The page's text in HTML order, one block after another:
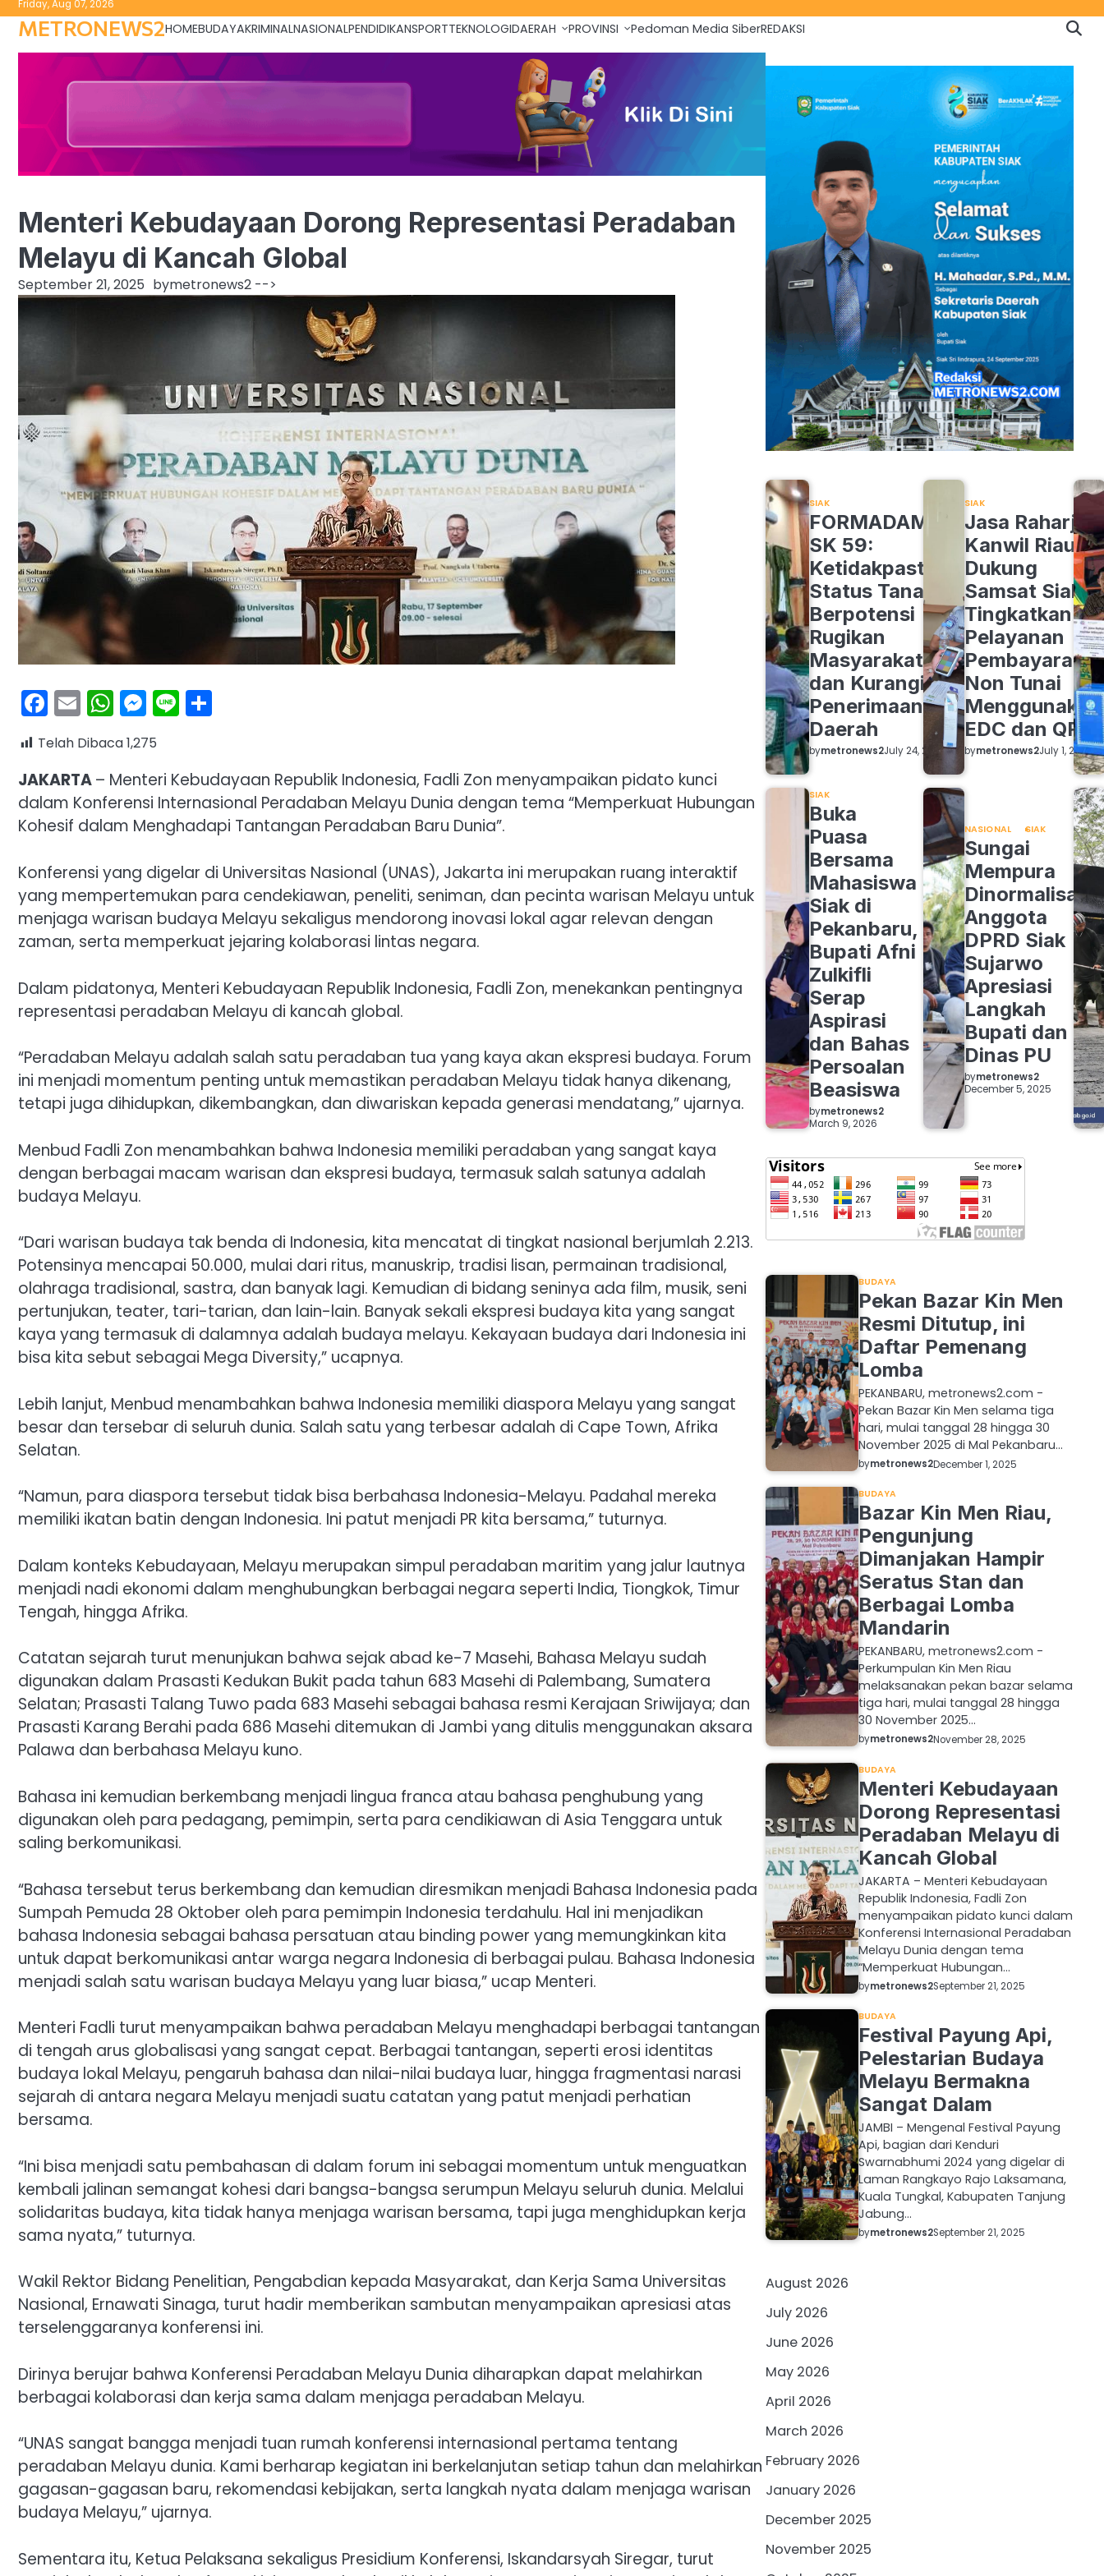
to
content
Friday, Aug 07, 2026
METRONEWS2HOMEBUDAYAKRIMINALNASIONALPENDIDIKANSPORTTEKNOLOGIDAERAH PROVINSI Pedoman Media SiberREDAKSI
Menteri Kebudayaan Dorong Representasi Peradaban
Melayu di Kancah Global
September 21, 2025 bymetronews2 -->
Facebook
EmailWhatsApp
Messenger
Line
Telah Dibaca1,275
JAKARTA– Menteri Kebudayaan Republik Indonesia, Fadli Zon menyampaikan pidato kunci
dalam Konferensi Internasional Peradaban Melayu Dunia dengan tema “Memperkuat Hubungan
Kohesif dalam Menghadapi Tantangan Peradaban Baru Dunia”.
Konferensi yang digelar di Universitas Nasional (UNAS), Jakarta ini merupakan ruang interaktif
yang mempertemukan para cendekiawan, peneliti, seniman, dan pecinta warisan Melayu untuk
menjaga warisan budaya Melayu sekaligus mendorong inovasi lokal agar relevan dengan
zaman, serta memperkuat jejaring kolaborasi lintas negara.
Dalam pidatonya, Menteri Kebudayaan Republik Indonesia, Fadli Zon, menekankan pentingnya
representasi peradaban Melayu di kancah global.
“Peradaban Melayu adalah salah satu peradaban tua yang kaya akan ekspresi budaya. Forum
ini menjadi momentum penting untuk memastikan peradaban Melayu tidak hanya dikenang,
tetapi juga dihidupkan, dikembangkan, dan diwariskan kepada generasi mendatang,” ujarnya.
Menbud Fadli Zon menambahkan bahwa Indonesia memiliki peradaban yang sangat kaya
dengan berbagai macam warisan dan ekspresi budaya, termasuk salah satunya adalah
budaya Melayu.
“Dari warisan budaya tak benda di Indonesia, kita mencatat di tingkat nasional berjumlah 2.213.
Potensinya mencapai 50.000, mulai dari ritus, manuskrip, tradisi lisan, permainan tradisional,
olahraga tradisional, sastra, dan banyak lagi. Kemudian di bidang seninya ada film, musik, seni
pertunjukan, teater, tari-tarian, dan lain-lain. Banyak sekali ekspresi budaya kita yang sangat
kaya yang termasuk di dalamnya adalah budaya melayu. Kekayaan budaya dari Indonesia ini
bisa kita sebut sebagai Mega Diversity,” ucapnya.
Lebih lanjut, Menbud menambahkan bahwa Indonesia memiliki diaspora Melayu yang sangat
besar dan tersebar di seluruh dunia. Salah satu yang terbesar adalah di Cape Town, Afrika
Selatan.
“Namun, para diaspora tersebut tidak bisa berbahasa Indonesia-Melayu. Padahal mereka
memiliki ikatan batin dengan Indonesia. Ini patut menjadi PR kita bersama,” tuturnya.
Dalam konteks Kebudayaan, Melayu merupakan simpul peradaban maritim yang jalur lautnya
menjadi nadi ekonomi dalam menghubungkan berbagai negara seperti India, Tiongkok, Timur
Tengah, hingga Afrika.
Catatan sejarah turut menunjukan bahwa sejak abad ke-7 Masehi, Bahasa Melayu sudah
digunakan dalam Prasasti Kedukan Bukit pada tahun 683 Masehi di Palembang, Sumatera
Selatan; Prasasti Talang Tuwo pada 683 Masehi sebagai bahasa resmi Kerajaan Sriwijaya; dan
Prasasti Karang Berahi pada 686 Masehi ditemukan di Jambi yang ditulis menggunakan aksara
Palawa dan berbahasa Melayu kuno.
Bahasa ini kemudian berkembang menjadi lingua franca atau bahasa penghubung yang
digunakan oleh para pedagang, pemimpin, serta para cendikiawan di Asia Tenggara untuk
saling berkomunikasi.
“Bahasa tersebut terus berkembang dan kemudian diresmikan menjadi Bahasa Indonesia pada
Sumpah Pemuda 28 Oktober oleh para pemimpin Indonesia terdahulu. Hal ini menjadikan
bahasa Indonesia sebagai bahasa persatuan atau binding power yang memungkinkan kita
untuk dapat berkomunikasi antar warga negara Indonesia di berbagai pulau. Bahasa Indonesia
menjadi salah satu warisan budaya Melayu yang luar biasa,” ucap Menteri.
Menteri Fadli turut menyampaikan bahwa peradaban Melayu menghadapi berbagai tantangan
di tengah arus globalisasi yang sangat cepat. Berbagai tantangan, seperti erosi identitas
budaya lokal Melayu, pengaruh bahasa dan nilai-nilai budaya luar, hingga fragmentasi narasi
sejarah di antara negara Melayu menjadi suatu catatan yang patut menjadi perhatian
bersama.
“Ini bisa menjadi satu pembahasan di dalam forum ini sebagai momentum untuk menguatkan
kembali jalinan semangat kohesi dari bangsa-bangsa serumpun Melayu seluruh dunia. Melalui
solidaritas budaya, kita tidak hanya menjaga warisan bersama, tapi juga menghidupkan kerja
sama nyata,” tuturnya.
Wakil Rektor Bidang Penelitian, Pengabdian kepada Masyarakat, dan Kerja Sama Universitas
Nasional, Ernawati Sinaga, turut hadir memberikan sambutan menyampaikan apresiasi atas
terselenggaranya konferensi ini.
Dirinya berujar bahwa Konferensi Peradaban Melayu Dunia diharapkan dapat melahirkan
berbagai kolaborasi dan kerja sama dalam menjaga peradaban Melayu.
“UNAS sangat bangga menjadi tuan rumah konferensi internasional pertama tentang
peradaban Melayu dunia. Kami berharap kegiatan ini berkelanjutan setiap tahun dan melahirkan
gagasan-gagasan baru, rekomendasi kebijakan, serta langkah nyata dalam menjaga warisan
budaya Melayu,” ujarnya.
Sementara itu, Ketua Pelaksana sekaligus Presidium Konferensi, Iskandarsyah Siregar, turut
SIAK
FORMADAM
SK 59:
Ketidakpastian
Status Tanah
Berpotensi
Rugikan
Masyarakat
dan Kurangi
Penerimaan
Daerah
bymetronews2July 24, 2026
SIAK
Jasa Raharja
Kanwil Riau
Dukung
Samsat Siak
Tingkatkan
Pelayanan
Pembayaran
Non Tunai
Menggunakan
EDC dan QRIS
bymetronews2July 1, 2026
SIAK
Buka
Puasa
Bersama
Mahasiswa
Siak di
Pekanbaru,
Bupati Afni
Zulkifli
Serap
Aspirasi
dan Bahas
Persoalan
Beasiswa
bymetronews2
March 9, 2026
NASIONAL SIAK
Sungai
Mempura
Dinormalisasi,
Anggota
DPRD Siak
Sujarwo
Apresiasi
Langkah
Bupati dan
Dinas PU
bymetronews2
December 5, 2025
BUDAYA
Pekan Bazar Kin Men
Resmi Ditutup, ini
Daftar Pemenang
Lomba
PEKANBARU, metronews2.com -
Pekan Bazar Kin Men selama tiga
hari, mulai tanggal 28 hingga 30
November 2025 di Mal Pekanbaru…
bymetronews2December 1, 2025
BUDAYA
Bazar Kin Men Riau,
Pengunjung
Dimanjakan Hampir
Seratus Stan dan
Berbagai Lomba
Mandarin
PEKANBARU, metronews2.com -
Perkumpulan Kin Men Riau
melaksanakan pekan bazar selama
tiga hari, mulai tanggal 28 hingga
30 November 2025…
bymetronews2November 28, 2025
BUDAYA
Menteri Kebudayaan
Dorong Representasi
Peradaban Melayu di
Kancah Global
JAKARTA – Menteri Kebudayaan
Republik Indonesia, Fadli Zon
menyampaikan pidato kunci dalam
Konferensi Internasional Peradaban
Melayu Dunia dengan tema
“Memperkuat Hubungan…
bymetronews2September 21, 2025
BUDAYA
Festival Payung Api,
Pelestarian Budaya
Melayu Bermakna
Sangat Dalam
JAMBI – Mengenal Festival Payung
Api, bagian dari Kenduri
Swarnabhumi 2024 yang digelar di
Laman Rangkayo Rajo Laksamana,
Kuala Tungkal, Kabupaten Tanjung
Jabung…
bymetronews2September 21, 2025
August 2026
July 2026
June 2026
May 2026
April 2026
March 2026
February 2026
January 2026
December 2025
November 2025